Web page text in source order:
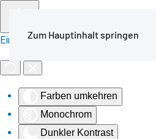
Eingabehilfen öffnen
Farben umkehren
Monochrom
Dunkler Kontrast
Zum Hauptinhalt springen